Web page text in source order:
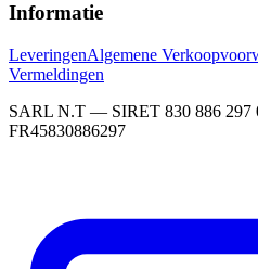
Informatie
LeveringenAlgemene
Vermeldingen
SARL N.T — SIRET 830 886
FR45830886297